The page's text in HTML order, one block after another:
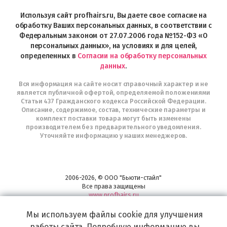
Telegram
Используя сайт profhairs.ru, Вы даете свое согласие на
обработку Ваших персональных данных, в соответствии с
Федеральным законом от 27.07.2006 года №152-ФЗ «О
персональных данных», на условиях и для целей,
определенных в Согласии на обработку персональных
данных.
Вся информация на сайте носит справочный характер и не
является публичной офертой, определяемой положениями
Статьи 437 Гражданского кодекса Российской Федерации.
Описание, содержимое, состав, технические параметры и
комплект поставки товара могут быть изменены
производителем без предварительного уведомления.
Уточняйте информацию у наших менеджеров.
2006-2026, © ООО "Бьюти-стайл"
Все права защищены
www.profhairs.ru
воплощения
самых изысканных и необычных идей по созданию Вашего образа и стиля.
Мы используем файлы cookie для улучшения